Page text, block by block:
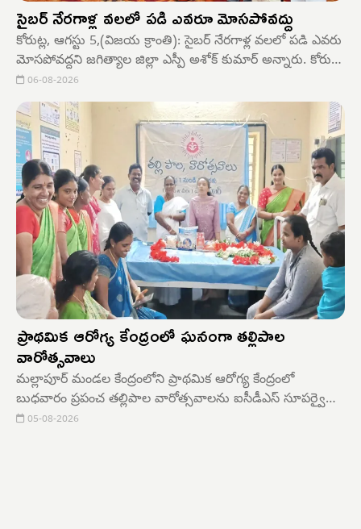
సైబర్ నేరగాళ్ల వలలో పడి ఎవరూ మోసపోవద్దు
కోరుట్ల, ఆగస్టు 5,(విజయ క్రాంతి): సైబర్ నేరగాళ్ల వలలో పడి ఎవరు
మోసపోవద్దని జగిత్యాల జిల్లా ఎస్పీ అశోక్ కుమార్ అన్నారు. కోరుట్ల
పట్టణంలోని ఓ ప్రైవేటు ఫంక్షన్ హాల్ లో సైబర్ జాగృతిక దివాస్
సందర్భంగా కళాశాలల విద్యార్థులకు సైబర్ నేరాలపై అవేర్నెస్
కార్యక్రమం నిర్వహించారు.
06-08-2026
ప్రాథమిక ఆరోగ్య కేంద్రంలో ఘనంగా తల్లిపాల
వారోత్సవాలు
మల్లాపూర్ మండల కేంద్రంలోని ప్రాథమిక ఆరోగ్య కేంద్రంలో
బుధవారం ప్రపంచ తల్లిపాల వారోత్సవాలను ఐసీడీఎస్ సూపర్వైజర్
శంకరమ్మ ఆధ్వర్యంలో ఘనంగా నిర్వహించారు.ఈ సందర్భంగా
05-08-2026